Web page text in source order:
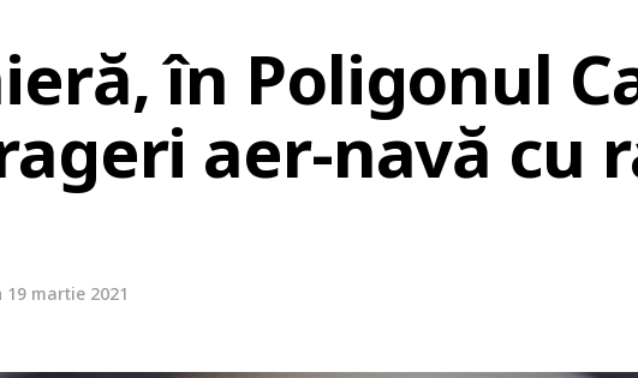
în Poligonul
aer-navă cu
19 martie 2021